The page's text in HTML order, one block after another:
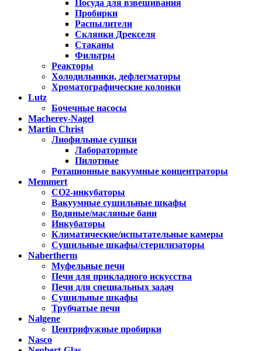
Посуда для взвешивания
Пробирки
Распылители
Склянки Дрекселя
Стаканы
Фильтры
Реакторы
Холодильники, дефлегматоры
Хроматографические колонки
Lutz
Бочечные насосы
Macherey-Nagel
Martin Christ
Лиофильные сушки
Лабораторные
Пилотные
Ротационные вакуумные концентраторы
Memmert
CO2-инкубаторы
Вакуумные сушильные шкафы
Водяные/масляные бани
Инкубаторы
Климатические/испытательные камеры
Сушильные шкафы/стерилизаторы
Nabertherm
Муфельные печи
Печи для прикладного искусства
Печи для специальных задач
Сушильные шкафы
Трубчатые печи
Nalgene
Центрифужные пробирки
Nasco